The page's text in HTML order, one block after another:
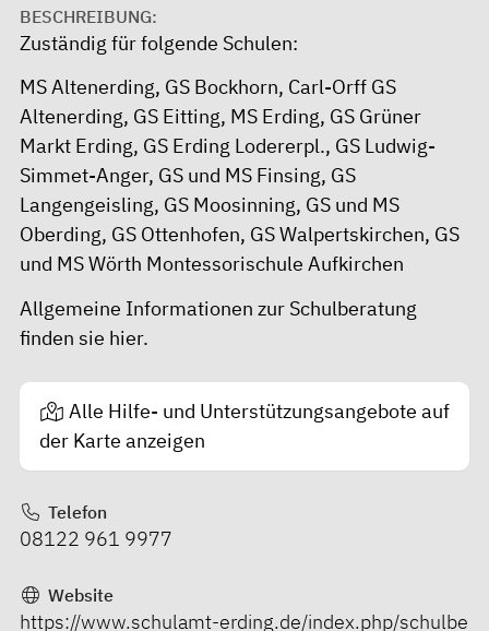
BESCHREIBUNG:
Zuständig für folgende Schulen:
MS Altenerding, GS Bockhorn, Carl-Orff GS
Altenerding, GS Eitting, MS Erding, GS Grüner
Markt Erding, GS Erding Lodererpl., GS Ludwig-
Simmet-Anger, GS und MS Finsing, GS
Langengeisling, GS Moosinning, GS und MS
Oberding, GS Ottenhofen, GS Walpertskirchen, GS
und MS Wörth Montessorischule Aufkirchen
Allgemeine Informationen zur Schulberatung
finden sie hier.
Alle Hilfe- und Unterstützungsangebote auf
der Karte anzeigen
Telefon
08122 961 9977
Website
https://www.schulamt-erding.de/index.php/schulbe